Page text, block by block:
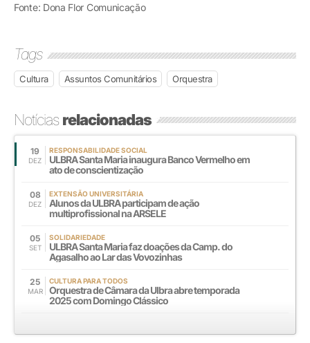
Fonte: Dona Flor Comunicação
Tags
Cultura Assuntos Comunitários Orquestra
Notíciasrelacionadas
19
DEZ
RESPONSABILIDADE SOCIAL
ULBRA Santa Maria inaugura Banco Vermelho em
ato de conscientização
08
DEZ
EXTENSÃO UNIVERSITÁRIA
Alunos da ULBRA participam de ação
multiprofissional na ARSELE
05
SET
SOLIDARIEDADE
ULBRA Santa Maria faz doações da Camp. do
Agasalho ao Lar das Vovozinhas
25
MAR
CULTURA PARA TODOS
Orquestra de Câmara da Ulbra abre temporada
2025 com Domingo Clássico